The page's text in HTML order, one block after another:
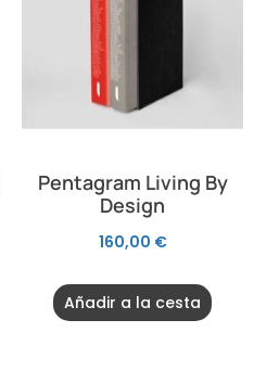
Pentagram Living By
Design
160,00 €
Añadir a la cesta